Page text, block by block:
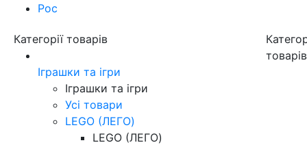
Рос
Категорії товарів
Іграшки та ігри
Іграшки та ігри
Усі товари
LEGO (ЛЕГО)
LEGO (ЛЕГО)
товарів